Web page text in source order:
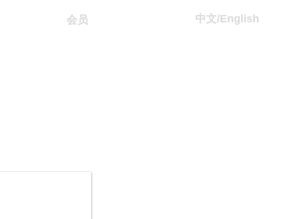
会员 中文/English